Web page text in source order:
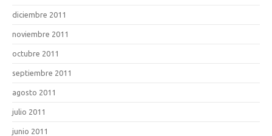
diciembre 2011
noviembre 2011
octubre 2011
septiembre 2011
agosto 2011
julio 2011
junio 2011